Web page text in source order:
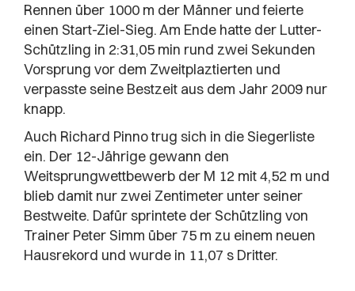
Rennen über 1000 m der Männer und feierte
einen Start-Ziel-Sieg. Am Ende hatte der Lutter-
Schützling in 2:31,05 min rund zwei Sekunden
Vorsprung vor dem Zweitplaztierten und
verpasste seine Bestzeit aus dem Jahr 2009 nur
knapp.
Auch Richard Pinno trug sich in die Siegerliste
ein. Der 12-Jährige gewann den
Weitsprungwettbewerb der M 12 mit 4,52 m und
blieb damit nur zwei Zentimeter unter seiner
Bestweite. Dafür sprintete der Schützling von
Trainer Peter Simm über 75 m zu einem neuen
Hausrekord und wurde in 11,07 s Dritter.